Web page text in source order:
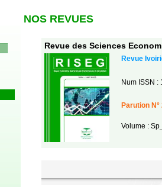
NOS REVUES
Revue des Sciences
Revue
Num ISSN :
Parution N°
Volume :